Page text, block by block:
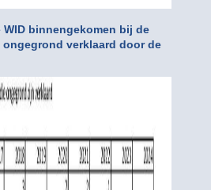
binnengekomen bij de
verklaard door de